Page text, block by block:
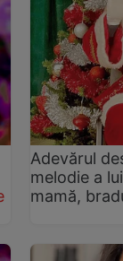
Adevărul
melodie a
mamă,